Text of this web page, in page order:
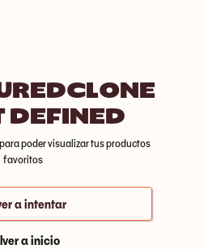
DEFINED
poder visualizar tus productos
favoritos
a intentar
a inicio